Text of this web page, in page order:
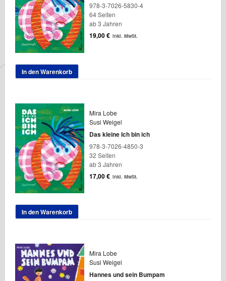
978-3-7026-5830-4
64 Seiten
ab 3 Jahren
19,00€ inkl. MwSt.
In den Warenkorb
Mira Lobe
Susi Weigel
Das kleine Ich bin ich
978-3-7026-4850-3
32 Seiten
ab 3 Jahren
17,00€ inkl. MwSt.
In den Warenkorb
Mira Lobe
Susi Weigel
Hannes und sein Bumpam